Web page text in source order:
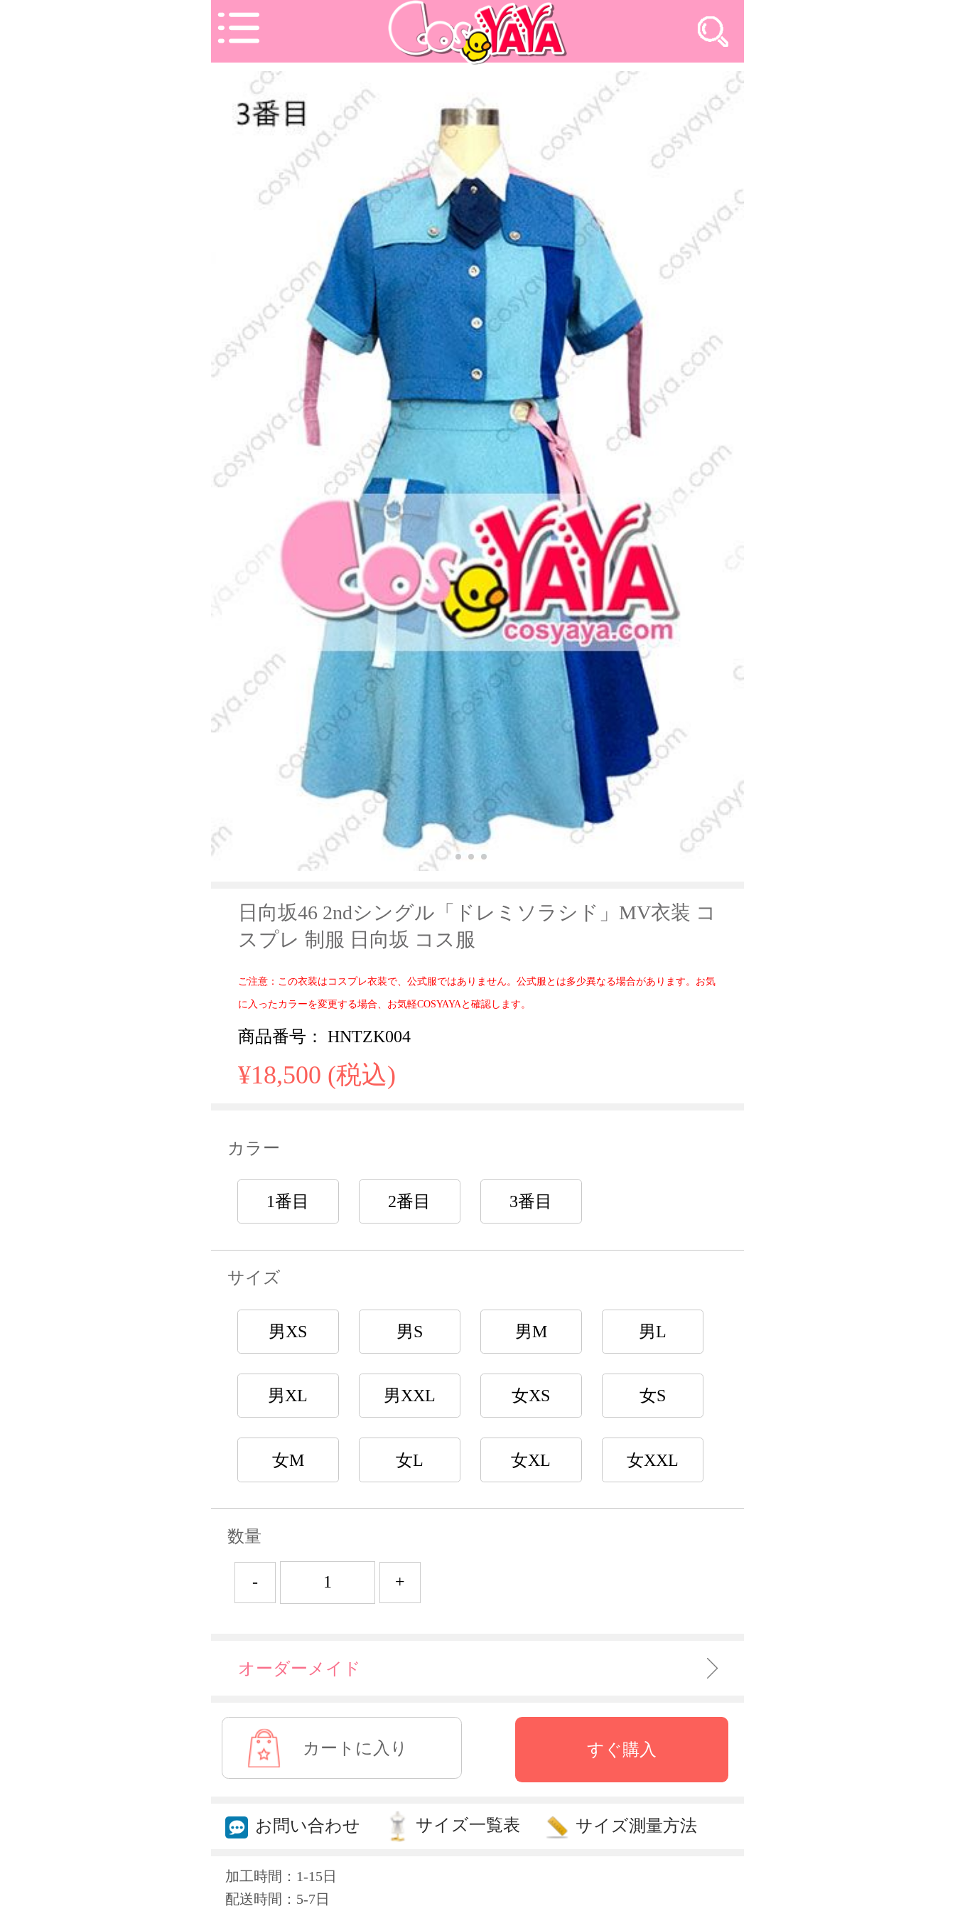
日向坂46 2ndシングル「ドレミソラシド」MV衣装 コ
スプレ 制服 日向坂 コス服
ご注意：この衣装はコスプレ衣装で、公式服ではありません。公式服とは多少異なる場合があります。お気
に入ったカラーを変更する場合、お気軽COSYAYAと確認します。
商品番号： HNTZK004
¥18,500 (税込)
カラー
1番目 2番目 3番目
サイズ
男XS 男S 男M 男L
男XL 男XXL 女XS 女S
女M 女L 女XL 女XXL
数量
- +
オーダーメイド
すぐ購入
お問い合わせ サイズ一覧表 サイズ測量方法
加工時間：1-15日
配送時間：5-7日